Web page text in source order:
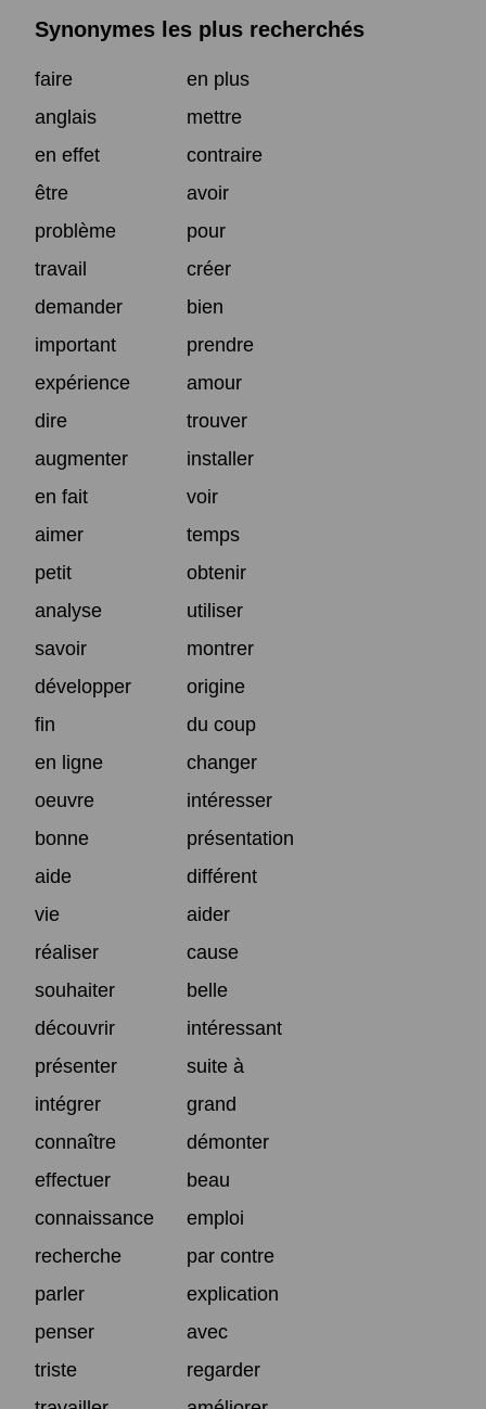
Synonymes les plus recherchés
faire
en plus
anglais
mettre
en effet
contraire
être
avoir
problème
pour
travail
créer
demander
bien
important
prendre
expérience
amour
dire
trouver
augmenter
installer
en fait
voir
aimer
temps
petit
obtenir
analyse
utiliser
savoir
montrer
développer
origine
fin
du coup
en ligne
changer
oeuvre
intéresser
bonne
présentation
aide
différent
vie
aider
réaliser
cause
souhaiter
belle
découvrir
intéressant
présenter
suite à
intégrer
grand
connaître
démonter
effectuer
beau
connaissance
emploi
recherche
par contre
parler
explication
penser
avec
triste
regarder